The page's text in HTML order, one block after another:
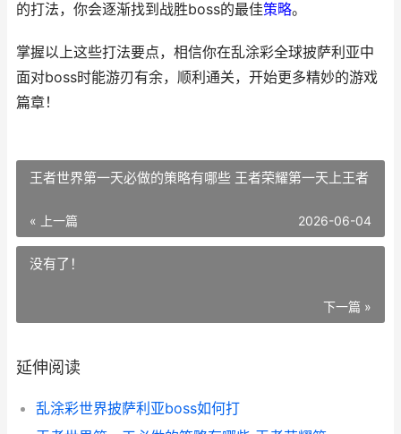
的打法，你会逐渐找到战胜boss的最佳策略。
掌握以上这些打法要点，相信你在乱涂彩全球披萨利亚中
面对boss时能游刃有余，顺利通关，开始更多精妙的游戏
篇章！
王者世界第一天必做的策略有哪些 王者荣耀第一天上王者
« 上一篇 2026-06-04
没有了！
下一篇 »
延伸阅读
乱涂彩世界披萨利亚boss如何打